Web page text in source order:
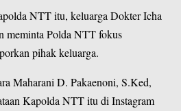
NTT itu, keluarga Dokter Icha
meminta Polda NTT fokus
pihak keluarga.
Maharani D. Pakaenoni, S.Ked,
Kapolda NTT itu diInstagram